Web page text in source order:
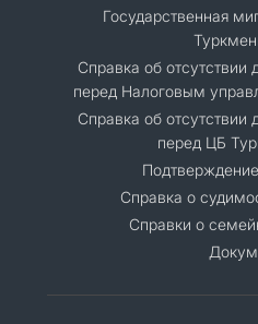
Государственная
Справка об отсутствии
перед Налоговым
Справка об отсутствии
перед ЦБ
Справка о
Cправки о